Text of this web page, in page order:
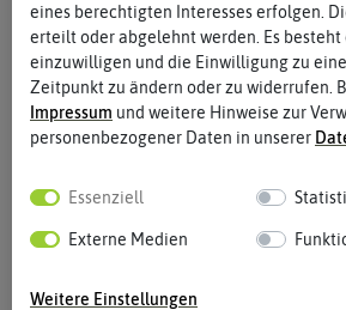
eines berechtigten Interesses erfolgen.
erteilt oder abgelehnt werden. Es besteht
einzuwilligen und die Einwilligung zu
Zeitpunkt zu ändern oder zu widerrufen.
Impressum und weitere Hinweise zur
personenbezogener Daten in unserer
Essenziell
Externe Medien
Weitere Einstellungen